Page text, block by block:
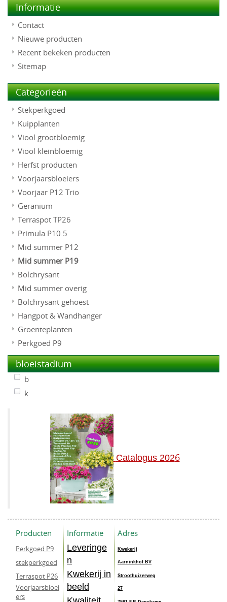
Informatie
Contact
Nieuwe producten
Recent bekeken producten
Sitemap
Categorieën
Stekperkgoed
Kuipplanten
Viool grootbloemig
Viool kleinbloemig
Herfst producten
Voorjaarsbloeiers
Voorjaar P12 Trio
Geranium
Terraspot TP26
Primula P10.5
Mid summer P12
Mid summer P19
Bolchrysant
Mid summer overig
Bolchrysant gehoest
Hangpot & Wandhanger
Groenteplanten
Perkgoed P9
bloeistadium
b
k
Catalogus 2026
Producten
Perkgoed P9
stekperkgoed
Terraspot P26
Voorjaarsbloei
ers
Informatie
Leveringe
n
Kwekerij in
beeld
Adres
Kwekerij
Aarninkhof BV
Stroothuizerweg
27